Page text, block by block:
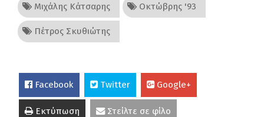
Μιχάλης Κάτσαρης Οκτώβρης '93
Πέτρος Σκυθιώτης
Facebook Twitter Google+
Εκτύπωση Στείλτε σε φίλο